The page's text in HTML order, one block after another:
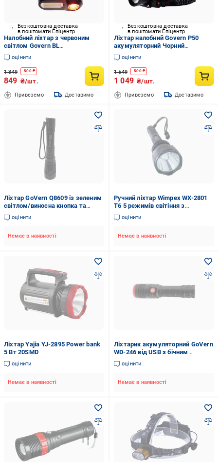
Безкоштовна доставка
в поштомати Епіцентр
Налобний ліхтар з червоним
світлом Govern BL
універсальний Чорний
(22735203)
оцінити
1 349 -500₴
849 ₴/шт.
Привеземо Доставимо
Безкоштовна доставка
в поштомати Епіцентр
Ліхтар налобний Govern P50
акумуляторний Чорний
(22735434)
оцінити
1 549 -500₴
1 049 ₴/шт.
Привеземо Доставимо
Ліхтар GoVern Q8609 із зеленим
світлом/виносна кнопка та
кріплення (GV-1059)
оцінити
Немає в наявності
Ручний ліхтар Wimpex WX-2801
T6 5 режимів світіння з
виносною кнопкою та
кріпленням (GV-1060)
оцінити
Немає в наявності
Ліхтар Yajia YJ-2895 Power bank
5 Вт 20SMD
оцінити
Немає в наявності
Ліхтарик акумуляторний GoVern
WD-246 від USB з бічним
підсвічуванням на 5 режимів
Чорний (GV-1052)
оцінити
Немає в наявності